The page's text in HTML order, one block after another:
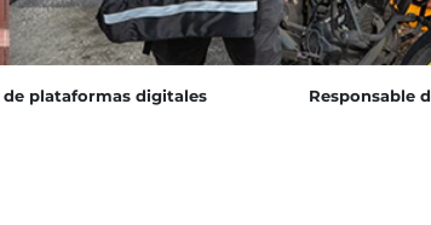
de plataformas digitales Responsable